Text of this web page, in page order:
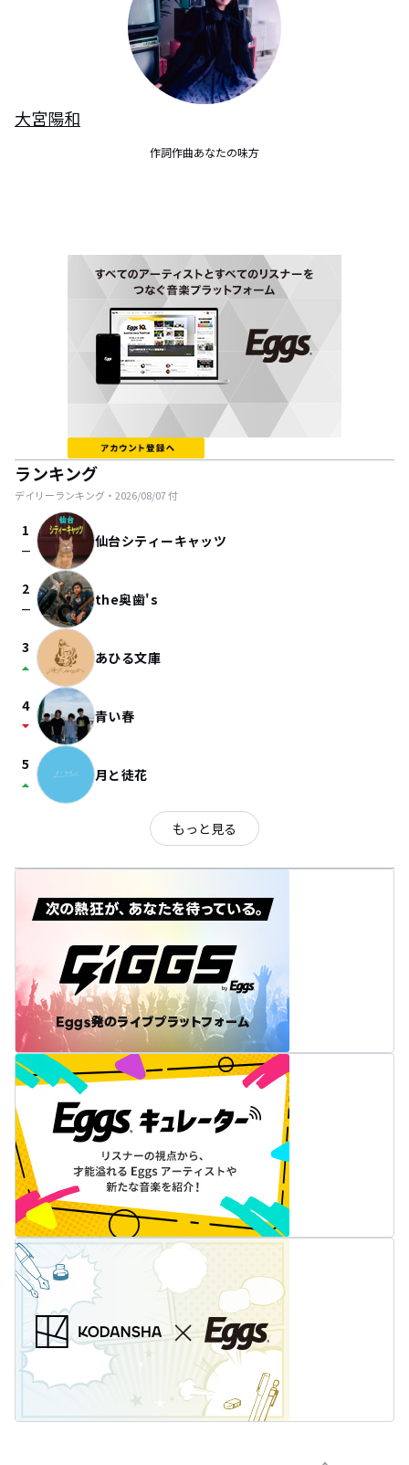
大宮陽和
作詞作曲あなたの味方
ランキング
デイリーランキング・ 2026/08/07付
1
check_indeterminate_small 仙台シティーキャッツ
2
check_indeterminate_small the奥歯's
3
arrow_drop_up あひる文庫
4
arrow_drop_down 青い春
5
arrow_drop_up 月と徒花
もっと見る